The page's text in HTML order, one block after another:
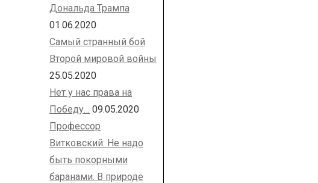
Дональда Трампа
01.06.2020
Самый странный бой
Второй мировой войны
25.05.2020
Нет у нас права на
Победу…
09.05.2020
Профессор
Витковский: Не надо
быть покорными
баранами. В природе